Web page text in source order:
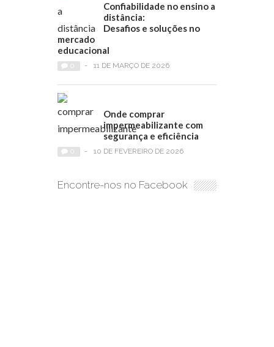
Confiabilidade no ensino a
distância:
Desafios e soluções no
mercado
educacional
- 11 DE MARÇO DE 2026
Onde comprar
impermeabilizante com
segurança e eficiência
- 10 DE FEVEREIRO DE 2026
Encontre-nos no Facebook